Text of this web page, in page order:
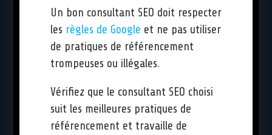
Un bon consultant SEO doit respecter
les règles de Google et ne pas utiliser
de pratiques de référencement
trompeuses ou illégales.
Vérifiez que le consultant SEO choisi
suit les meilleures pratiques de
référencement et travaille de